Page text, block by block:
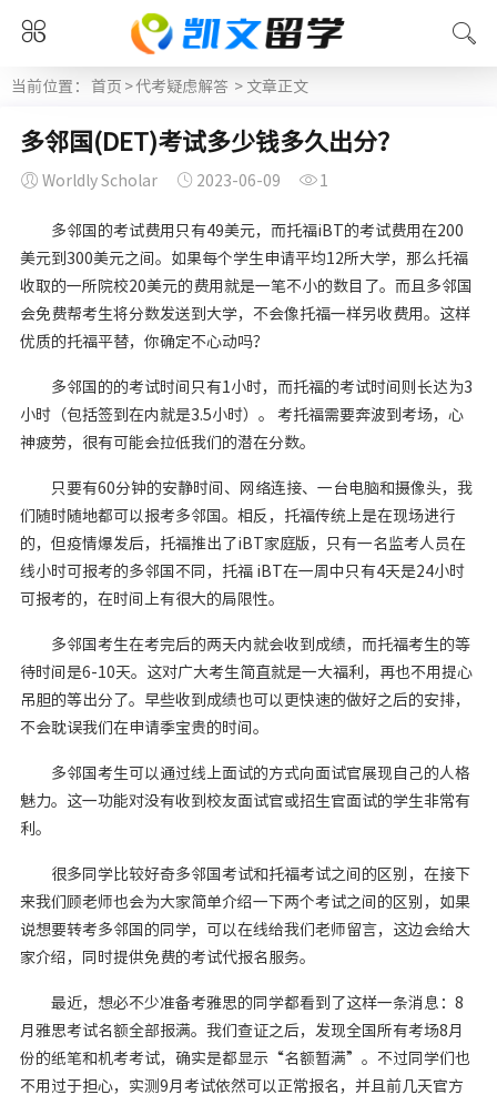
当前位置： 首页 >代考疑虑解答 > 文章正文
多邻国(DET)考试多少钱多久出分？
Worldly Scholar 2023-06-09 1
多邻国的考试费用只有49美元，而托福iBT的考试费用在200
美元到300美元之间。如果每个学生申请平均12所大学，那么托福
收取的一所院校20美元的费用就是一笔不小的数目了。而且多邻国
会免费帮考生将分数发送到大学，不会像托福一样另收费用。这样
优质的托福平替，你确定不心动吗？
多邻国的的考试时间只有1小时，而托福的考试时间则长达为3
小时（包括签到在内就是3.5小时）。 考托福需要奔波到考场，心
神疲劳，很有可能会拉低我们的潜在分数。
只要有60分钟的安静时间、网络连接、一台电脑和摄像头，我
们随时随地都可以报考多邻国。相反，托福传统上是在现场进行
的，但疫情爆发后，托福推出了iBT家庭版，只有一名监考人员在
线小时可报考的多邻国不同，托福 iBT在一周中只有4天是24小时
可报考的，在时间上有很大的局限性。
多邻国考生在考完后的两天内就会收到成绩，而托福考生的等
待时间是6-10天。这对广大考生简直就是一大福利，再也不用提心
吊胆的等出分了。早些收到成绩也可以更快速的做好之后的安排，
不会耽误我们在申请季宝贵的时间。
多邻国考生可以通过线上面试的方式向面试官展现自己的人格
魅力。这一功能对没有收到校友面试官或招生官面试的学生非常有
利。
很多同学比较好奇多邻国考试和托福考试之间的区别，在接下
来我们顾老师也会为大家简单介绍一下两个考试之间的区别，如果
说想要转考多邻国的同学，可以在线给我们老师留言，这边会给大
家介绍，同时提供免费的考试代报名服务。
最近，想必不少准备考雅思的同学都看到了这样一条消息：8
月雅思考试名额全部报满。我们查证之后，发现全国所有考场8月
份的纸笔和机考考试，确实是都显示“名额暂满”。不过同学们也
不用过于担心，实测9月考试依然可以正常报名，并且前几天官方